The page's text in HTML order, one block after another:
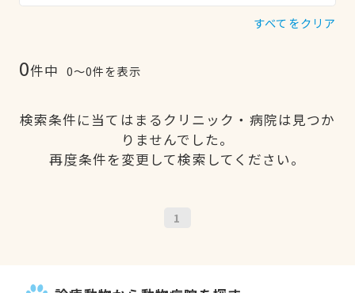
すべてをクリア
0件中 0〜0件を表示
検索条件に当てはまるクリニック・病院は見つか
りませんでした。
再度条件を変更して検索してください。
1